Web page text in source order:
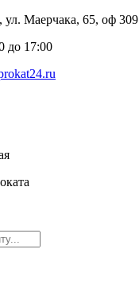
ул. Маерчака, 65, оф 309
до 17:00